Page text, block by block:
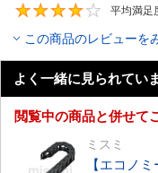
平均満足
この商品のレビューを
よく一緒に見られてい
閲覧中の商品と併せて
ミスミ
【エコノ